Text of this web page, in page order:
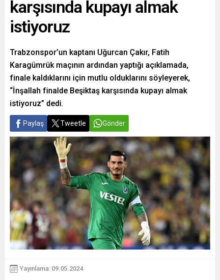
karşısında kupayı almak
istiyoruz
Trabzonspor’un kaptanı Uğurcan Çakır, Fatih
Karagümrük maçının ardından yaptığı açıklamada,
finale kaldıklarını için mutlu olduklarını söyleyerek,
“İnşallah finalde Beşiktaş karşısında kupayı almak
istiyoruz” dedi.
Paylaş Tweetle Gönder
Yayınlama: 09.05.2024